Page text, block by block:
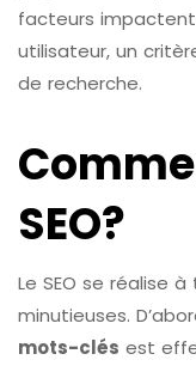
facteurs
utilisateur, un
de recherche.
SEO?
Le SEO se réalise
minutieuses.
mots-clés est